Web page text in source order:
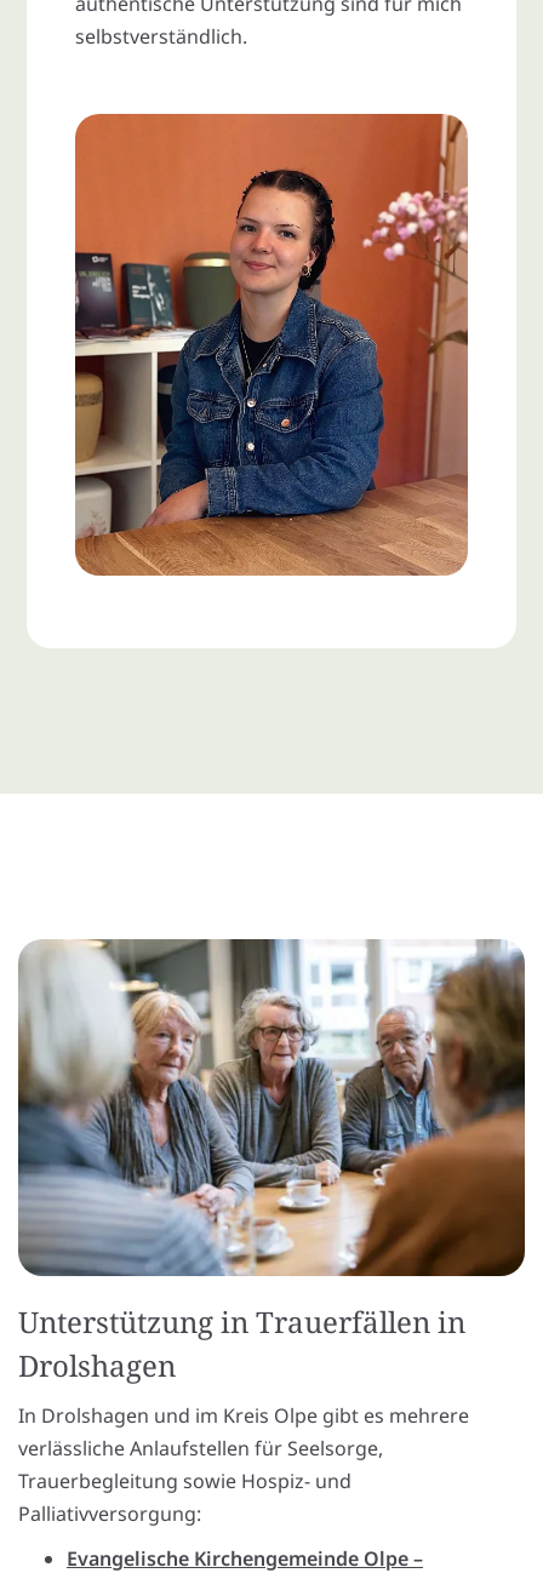
selbstverständlich.
Unterstützung in Trauerfällen in
Drolshagen
In Drolshagen und im Kreis Olpe gibt es mehrere
verlässliche Anlaufstellen für Seelsorge,
Trauerbegleitung sowie Hospiz- und
Palliativversorgung:
Evangelische Kirchengemeinde Olpe –